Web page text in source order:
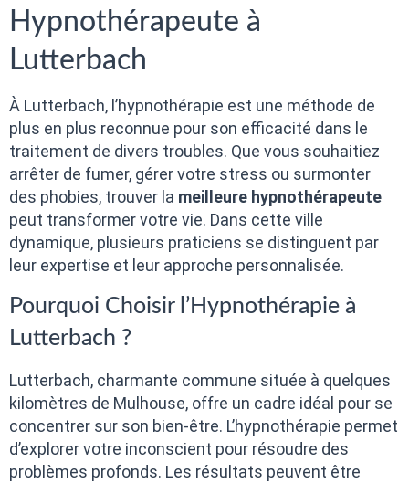
Hypnothérapeute à
Lutterbach
À Lutterbach, l’hypnothérapie est une méthode de
plus en plus reconnue pour son efficacité dans le
traitement de divers troubles. Que vous souhaitiez
arrêter de fumer, gérer votre stress ou surmonter
des phobies, trouver la meilleure hypnothérapeute
peut transformer votre vie. Dans cette ville
dynamique, plusieurs praticiens se distinguent par
leur expertise et leur approche personnalisée.
Pourquoi Choisir l’Hypnothérapie à
Lutterbach ?
Lutterbach, charmante commune située à quelques
kilomètres de Mulhouse, offre un cadre idéal pour se
concentrer sur son bien-être. L’hypnothérapie permet
d’explorer votre inconscient pour résoudre des
problèmes profonds. Les résultats peuvent être